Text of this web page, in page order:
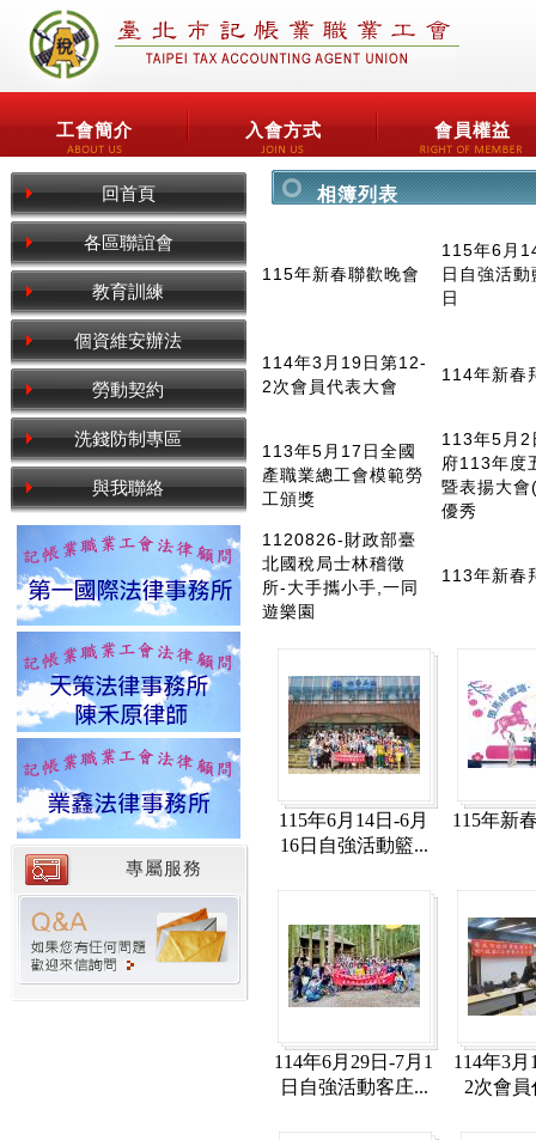
工會簡介 入會方式 會員權益
回首頁
各區聯誼會
教育訓練
個資維安辦法
勞動契約
洗錢防制專區
與我聯絡
專屬服務
相簿列表
115年新春聯歡晚會
115年6月
日自強活
日
114年3月19日第12-
2次會員代表大會
114年新春
113年5月17日全國
產職業總工會模範勞
工頒獎
113年5月2
府113年度
暨表揚大
優秀
1120826-財政部臺
北國稅局士林稽徵
所-大手攜小手,一同
遊樂園
113年新春
115年6月14日-6月
16日自強活動籃...
115年新
114年6月29日-7月1
日自強活動客庄...
114年3月
2次會